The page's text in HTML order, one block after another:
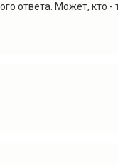
ответа. Может, кто